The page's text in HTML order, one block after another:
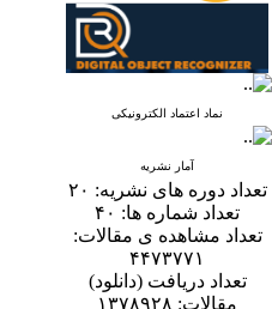
نماد اعتماد الکترونیکی
آمار نشریه
تعداد دوره های نشریه: ۲۰
تعداد شماره ها: ۴۰
تعداد مشاهده ی مقالات:
۴۴۷۳۷۷۱
تعداد دریافت (دانلود)
مقالات: ۱۳۷۸۹۲۸